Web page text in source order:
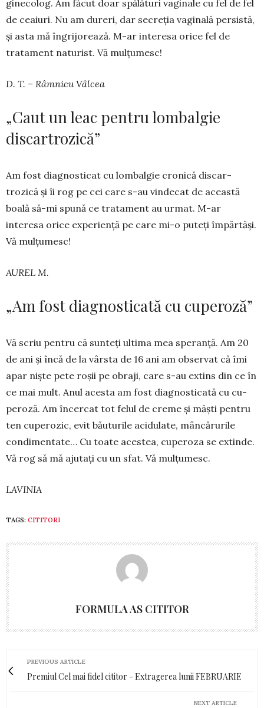
ginecolog. Am făcut doar spălături vaginale cu fel de fel
de ceaiuri. Nu am dureri, dar secreția vaginală persistă,
și asta mă îngri­jorează. M-ar interesa orice fel de
tratament natu­rist. Vă mulțumesc!
D. T. – Râmnicu Vâlcea
„Caut un leac pentru lombalgie
discartrozică”
Am fost diagnosticat cu lombalgie cronică discar­
trozică și îi rog pe cei care s-au vindecat de această
boală să-mi spună ce tratament au urmat. M-ar
interesa orice experiență pe care mi-o puteți împărtăși.
Vă mulțumesc!
AUREL M.
„Am fost diagnosticată cu cuperoză”
Vă scriu pentru că sunteți ulti­ma mea spe­ranță. Am 20
de ani și încă de la vârsta de 16 ani am ob­servat că îmi
apar niște pete roșii pe obraji, care s-au extins din ce în
ce mai mult. Anul acesta am fost diag­nosticată cu cu­
peroză. Am încer­cat tot felul de cre­me și măști pen­tru
ten cupe­rozic, evit bău­tu­rile acidulate, mân­cărurile
con­di­men­tate… Cu toa­te acestea, cuperoza se extinde.
Vă rog să mă aju­tați cu un sfat. Vă mulțu­mesc.
LAVINIA
TAGS: CITITORI
FORMULA AS CITITOR
PREVIOUS ARTICLE
Premiul Cel mai fidel cititor - Extragerea lunii FEBRUARIE
NEXT ARTICLE